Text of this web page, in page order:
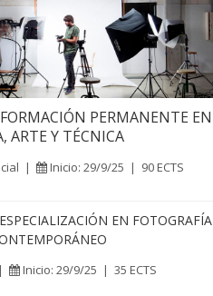
PERMANENTE EN
ARTE Y TÉCNICA
| Inicio: 29/9/25 | 90 ECTS
EN FOTOGRAFÍA
| Inicio: 29/9/25 | 35 ECTS